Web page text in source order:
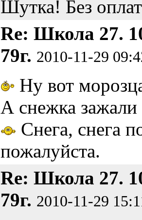
Шутка! Без
Re: Школа 27.
79г. 2010-11-29
Ну вот
А снежка зажали
Снега, снега
пожалуйста.
Re: Школа 27.
79г. 2010-11-29